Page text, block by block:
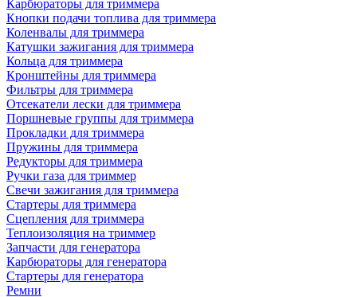
Карбюраторы для триммера
Кнопки подачи топлива для триммера
Коленвалы для триммера
Катушки зажигания для триммера
Кольца для триммера
Кронштейны для триммера
Фильтры для триммера
Отсекатели лески для триммера
Поршневые группы для триммера
Прокладки для триммера
Пружины для триммера
Редукторы для триммера
Ручки газа для триммер
Свечи зажигания для триммера
Стартеры для триммера
Сцепления для триммера
Теплоизоляция на триммер
Запчасти для генератора
Карбюраторы для генератора
Стартеры для генератора
Ремни